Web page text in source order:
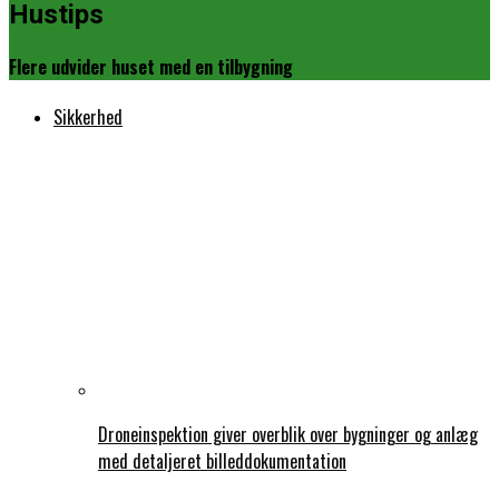
Hustips
Flere udvider huset med en tilbygning
Sikkerhed
Droneinspektion giver overblik over bygninger og anlæg
med detaljeret billeddokumentation